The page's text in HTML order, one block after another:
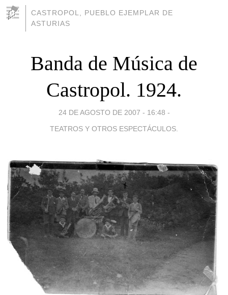
CASTROPOL, PUEBLO EJEMPLAR DE
ASTURIAS
Banda de Música de
Castropol. 1924.
24 DE AGOSTO DE 2007 - 16:48 -
TEATROS Y OTROS ESPECTÁCULOS.